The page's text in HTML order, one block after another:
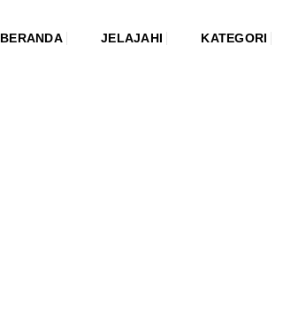
BERANDA JELAJAHI KATEGORI